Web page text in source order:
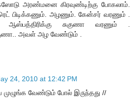
அரண்மனை கிரவுண்டிற்கு போகலாம்.
பிடிக்கணும். அழணும். கேன்சர் வரணும் .
சுகுணா வரணும் .
அவள் அழ வேண்டும் .
24, 2010 at 12:42 PM
முழுங்க வேண்டும் போல் இருந்தது //